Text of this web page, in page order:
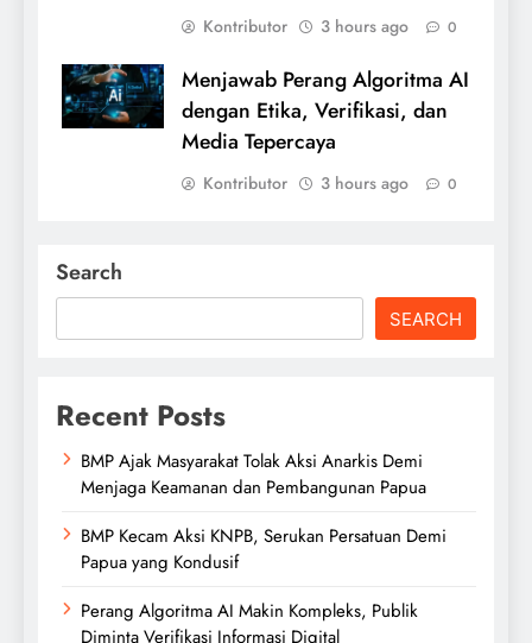
Kontributor 3 hours ago 0
Menjawab Perang Algoritma AI
dengan Etika, Verifikasi, dan
Media Tepercaya
Kontributor 3 hours ago 0
Search
SEARCH
Recent Posts
BMP Ajak Masyarakat Tolak Aksi Anarkis Demi
Menjaga Keamanan dan Pembangunan Papua
BMP Kecam Aksi KNPB, Serukan Persatuan Demi
Papua yang Kondusif
Perang Algoritma AI Makin Kompleks, Publik
Diminta Verifikasi Informasi Digital